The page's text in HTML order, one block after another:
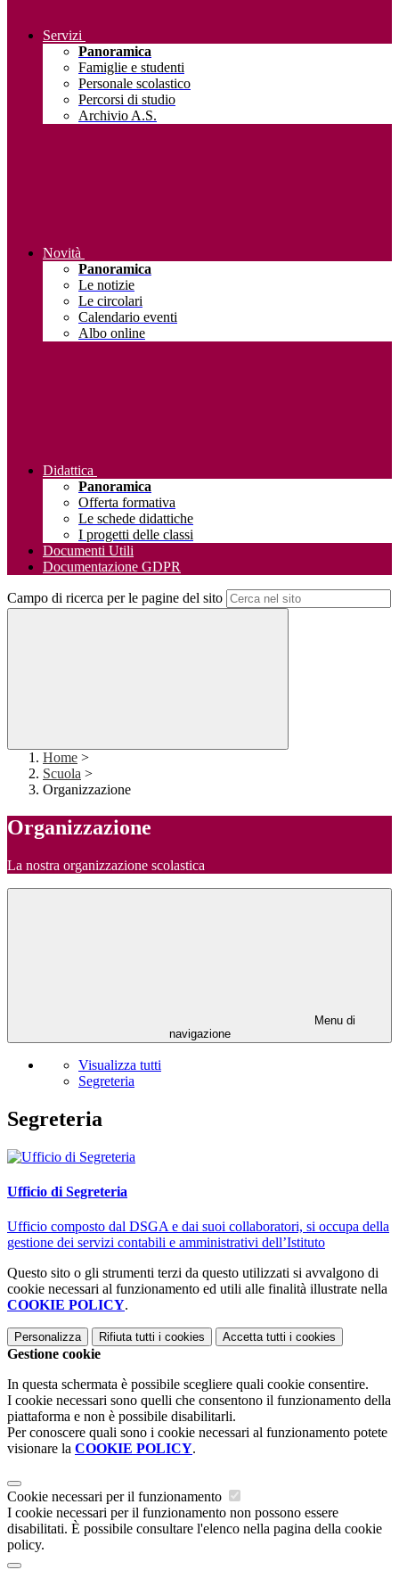
Servizi
Panoramica
Famiglie e studenti
Personale scolastico
Percorsi di studio
Archivio A.S.
Novità
Panoramica
Le notizie
Le circolari
Calendario eventi
Albo online
Didattica
Panoramica
Offerta formativa
Le schede didattiche
I progetti delle classi
Documenti Utili
Documentazione GDPR
Campo di ricerca per le pagine del sito
Home >
Scuola >
Organizzazione
Organizzazione
La nostra organizzazione scolastica
Menu di
navigazione
Visualizza tutti
Segreteria
Segreteria
Ufficio di Segreteria
Ufficio composto dal DSGA e dai suoi collaboratori, si occupa della
gestione dei servizi contabili e amministrativi dell’Istituto
Questo sito o gli strumenti terzi da questo utilizzati si avvalgono di
cookie necessari al funzionamento ed utili alle finalità illustrate nella
COOKIE POLICY.
Personalizza Rifiuta tutti i cookies Accetta tutti i cookies
Gestione cookie
In questa schermata è possibile scegliere quali cookie consentire.
I cookie necessari sono quelli che consentono il funzionamento della
piattaforma e non è possibile disabilitarli.
Per conoscere quali sono i cookie necessari al funzionamento potete
visionare la COOKIE POLICY.
Cookie necessari per il funzionamento
I cookie necessari per il funzionamento non possono essere
disabilitati. È possibile consultare l'elenco nella pagina della cookie
policy.